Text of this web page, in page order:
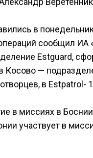
в
сообщил ИА
Estguard,
Косово —
в
в миссиях в Боснии
участвует в